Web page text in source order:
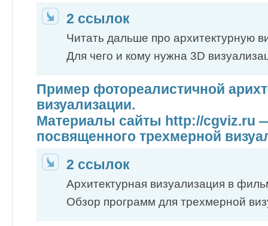
2 ссылок
Читать дальше про архитектурную
Для чего и кому нужна 3D
Пример фотореалистичной
визуализации.
Материалы сайты http://cgviz.ru
посвященного трехмерной
2 ссылок
Архитектурная визуализация в
Обзор программ для трехмерной